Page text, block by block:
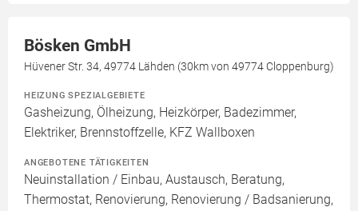
Bösken GmbH
Hüvener Str. 34, 49774 Lähden (30km von 49774 Cloppenburg)
HEIZUNG SPEZIALGEBIETE
Gasheizung, Ölheizung, Heizkörper, Badezimmer,
Elektriker, Brennstoffzelle, KFZ Wallboxen
ANGEBOTENE TÄTIGKEITEN
Neuinstallation / Einbau, Austausch, Beratung,
Thermostat, Renovierung, Renovierung / Badsanierung,